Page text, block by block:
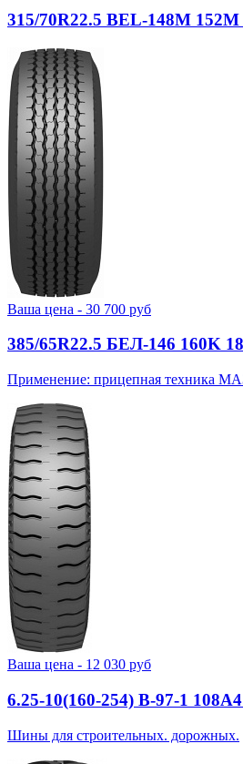
315/70R22.5 BEL-148М
Ваша цена - 30 700 руб
385/65R22.5 БЕЛ-146 160K
Применение: прицепная техника
Ваша цена - 12 030 руб
6.25-10(160-254) В-97-1
Шины для строительных. дорожных.